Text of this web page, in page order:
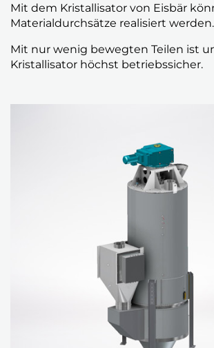
Mit dem Kristallisator von Eisbär
Materialdurchsätze realisiert werden.
Mit nur wenig bewegten Teilen ist
Kristallisator höchst betriebssicher.